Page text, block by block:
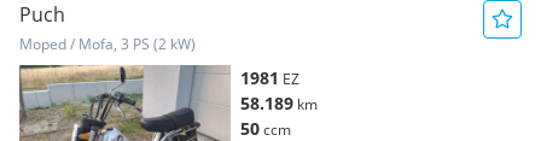
Puch
Moped / Mofa, 3 PS (2 kW)
1981 EZ
58.189 km
50ccm